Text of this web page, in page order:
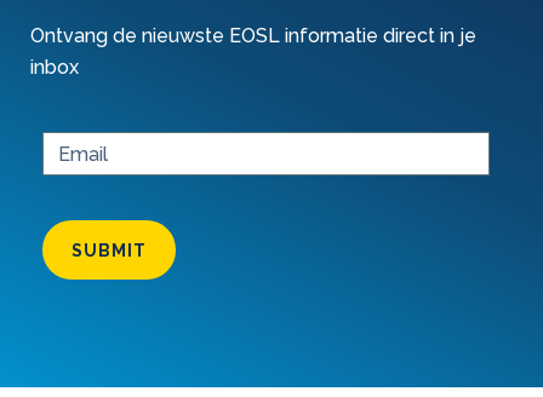
Ontvang de nieuwste EOSL informatie direct in je
inbox
SUBMIT